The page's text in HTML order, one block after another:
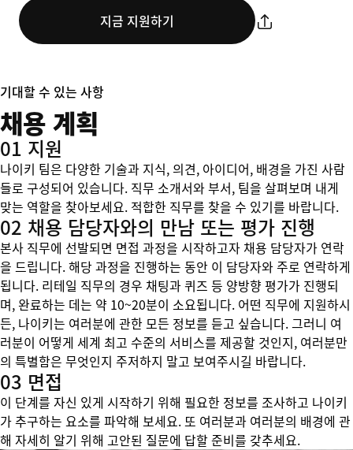
지금 지원하기
기대할 수 있는 사항
채용 계획
01 지원
나이키 팀은 다양한 기술과 지식, 의견, 아이디어, 배경을 가진 사람
들로 구성되어 있습니다. 직무 소개서와 부서, 팀을 살펴보며 내게
맞는 역할을 찾아보세요. 적합한 직무를 찾을 수 있기를 바랍니다.
02 채용 담당자와의 만남 또는 평가 진행
본사 직무에 선발되면 면접 과정을 시작하고자 채용 담당자가 연락
을 드립니다. 해당 과정을 진행하는 동안 이 담당자와 주로 연락하게
됩니다. 리테일 직무의 경우 채팅과 퀴즈 등 양방향 평가가 진행되
며, 완료하는 데는 약 10~20분이 소요됩니다. 어떤 직무에 지원하시
든, 나이키는 여러분에 관한 모든 정보를 듣고 싶습니다. 그러니 여
러분이 어떻게 세계 최고 수준의 서비스를 제공할 것인지, 여러분만
의 특별함은 무엇인지 주저하지 말고 보여주시길 바랍니다.
03 면접
이 단계를 자신 있게 시작하기 위해 필요한 정보를 조사하고 나이키
가 추구하는 요소를 파악해 보세요. 또 여러분과 여러분의 배경에 관
해 자세히 알기 위해 고안된 질문에 답할 준비를 갖추세요.